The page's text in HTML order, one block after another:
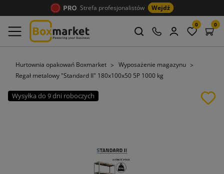
Strefa profesjonalistów Wejdź
0 0
Hurtownia opakowań Boxmarket
Wyposażenie magazynu
Regał metalowy "Standard II" 180x100x50 5P 1000 kg
Wysyłka do 9 dni roboczych